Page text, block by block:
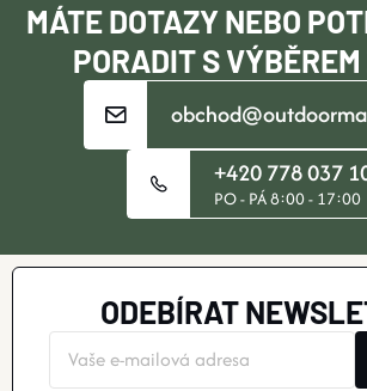
P
V
MÁTE DOTAZY NEBO
PORADIT S
+420 778 037
PO - PÁ 8:00 - 17:00
ODEBÍRAT